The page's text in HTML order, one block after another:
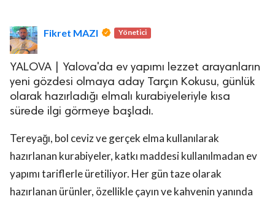
Fikret MAZI Yönetici
YALOVA | Yalova'da ev yapımı lezzet arayanların
yeni gözdesi olmaya aday Tarçın Kokusu, günlük
olarak hazırladığı elmalı kurabiyeleriyle kısa
sürede ilgi görmeye başladı.
Tereyağı, bol ceviz ve gerçek elma kullanılarak
hazırlanan kurabiyeler, katkı maddesi kullanılmadan ev
yapımı tariflerle üretiliyor. Her gün taze olarak
hazırlanan ürünler, özellikle çayın ve kahvenin yanında